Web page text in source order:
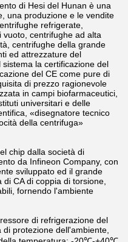
di Hesi del Hunan è una
una produzione e le vendite
refrigerate,
centrifughe ad alta
centrifughe della grande
ed attrezzature del
la certificazione del
del CE come pure di
di prezzo ragionevole
in campi biofarmaceutici,
universitari e delle
«disegnatore tecnico
della centrifuga»
chip dalla società di
da Infineon Company, con
sviluppato ed il grande
CA di coppia di torsione,
fornendo l'ambiente
di refrigerazione del
protezione dell'ambiente,